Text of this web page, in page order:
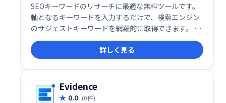
SEOキーワードのリサーチに最適な無料ツールです。
軸となるキーワードを入力するだけで、検索エンジン
のサジェストキーワードを網羅的に取得できます。 効
率的なキーワード選定を実現し、SEO対策を強力にサ
ポートします。 無料で利用できるので、まずはお気軽
にお試しください。 多くのキーワード候補から最適な
ものを選び、ウェブサイトの集客アップを目指しまし
ょう。
詳しく見る
Evidence
0.0 (0件)